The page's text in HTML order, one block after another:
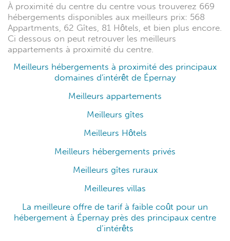
À proximité du centre du centre vous trouverez 669
hébergements disponibles aux meilleurs prix: 568
Appartments, 62 Gîtes, 81 Hôtels, et bien plus encore.
Ci dessous on peut retrouver les meilleurs
appartements à proximité du centre.
Meilleurs hébergements à proximité des principaux
domaines d'intérêt de Épernay
Meilleurs appartements
Meilleurs gîtes
Meilleurs Hôtels
Meilleurs hébergements privés
Meilleurs gîtes ruraux
Meilleures villas
La meilleure offre de tarif à faible coût pour un
hébergement à Épernay près des principaux centre
d’intérêts